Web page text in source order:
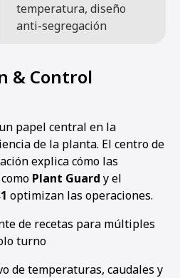
temperatura, diseño
anti-segregación
& Control
papel central en la
de la planta. El centro de
explica cómo las
Plant Guard y el
optimizan las operaciones.
de recetas para múltiples
turno
de temperaturas, caudales y